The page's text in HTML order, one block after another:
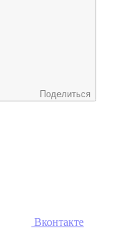
Поделиться
Вконтакте